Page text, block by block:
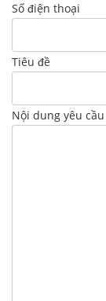
Số điện thoại
Tiêu đề
Nội dung yêu cầu